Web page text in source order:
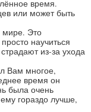
время.
или может быть
мире. Это
научиться
из-за ухода
Вам многое,
время он
была очень
гораздо лучше,